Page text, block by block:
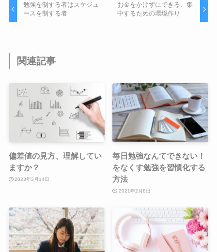
勉強を制する者はスケジュ
ースを制する者
お金をかけずにできる、集
中するための環境作り
関連記事
偏差値の見方、理解してい
ますか？
2023年3月14日
毎日勉強なんてできない！
をなくす勉強を習慣化する
方法
2021年2月8日